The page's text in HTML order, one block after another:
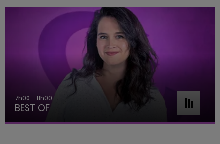
7h00 - 11h00
BEST OF